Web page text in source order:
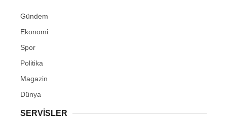
Gündem
Ekonomi
Spor
Politika
Magazin
Dünya
SERVİSLER